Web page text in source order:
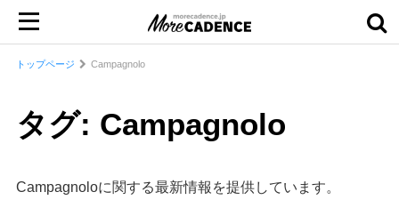
トップページ Campagnolo
タグ: Campagnolo
Campagnoloに関する最新情報を提供しています。